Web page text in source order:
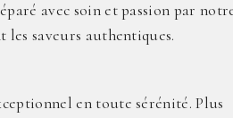
avec soin et passion par
saveurs authentiques.
en toute sérénité. Plus